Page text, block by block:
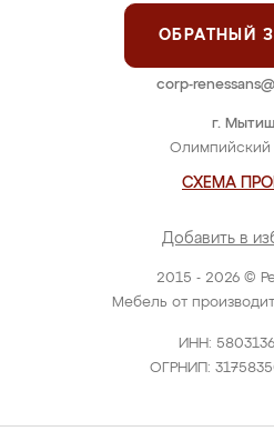
2015 - 2026 ©
Мебель от
ИНН:
ОГРНИП:
г.
Олимпийский
СХЕМА
Добавить в
ОБРАТНЫЙ
corp-